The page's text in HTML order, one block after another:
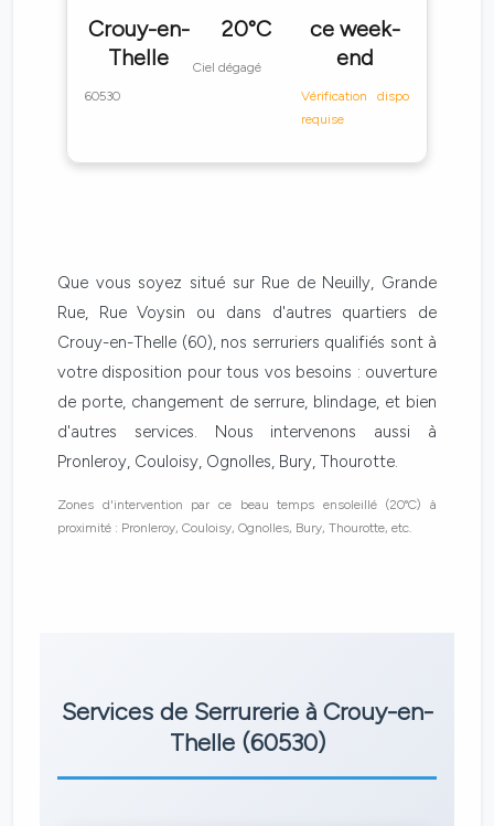
Crouy-en-
Thelle
60530
20°C
Ciel dégagé
ce week-
end
Vérification dispo
requise
Que vous soyez situé sur Rue de Neuilly, Grande
Rue, Rue Voysin ou dans d'autres quartiers de
Crouy-en-Thelle (60), nos serruriers qualifiés sont à
votre disposition pour tous vos besoins : ouverture
de porte, changement de serrure, blindage, et bien
d'autres services. Nous intervenons aussi à
Pronleroy, Couloisy, Ognolles, Bury, Thourotte.
Zones d'intervention par ce beau temps ensoleillé (20°C) à
proximité : Pronleroy, Couloisy, Ognolles, Bury, Thourotte, etc.
Services de Serrurerie à Crouy-en-
Thelle (60530)